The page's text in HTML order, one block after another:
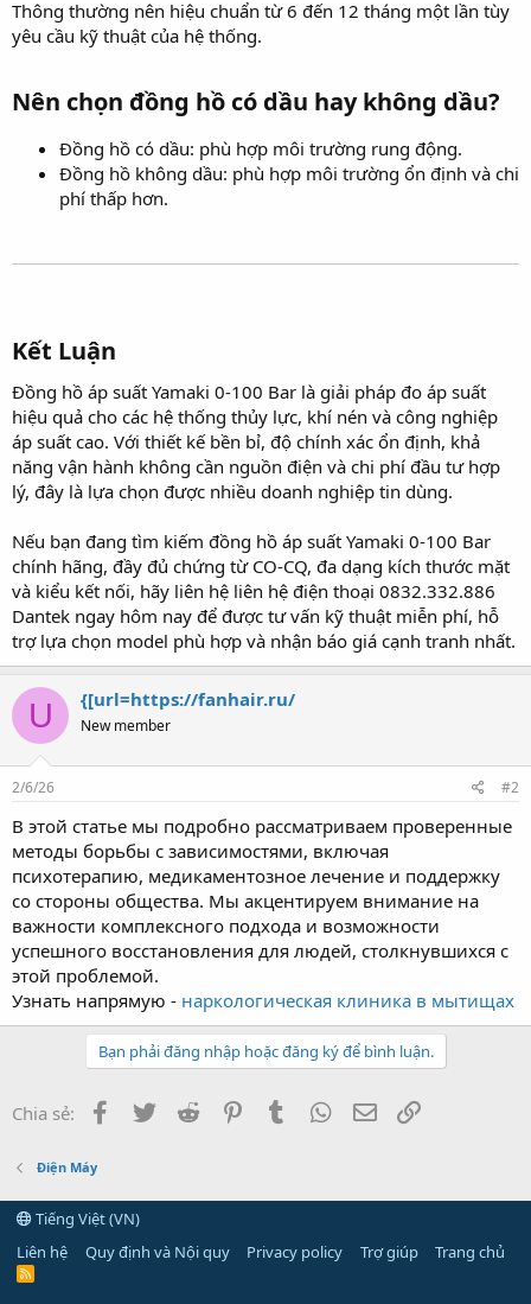
Thông thường nên hiệu chuẩn từ 6 đến 12 tháng một lần tùy
yêu cầu kỹ thuật của hệ thống.
Nên chọn đồng hồ có dầu hay không dầu?​
Đồng hồ có dầu: phù hợp môi trường rung động.
Đồng hồ không dầu: phù hợp môi trường ổn định và chi
phí thấp hơn.
Kết Luận​
Đồng hồ áp suất Yamaki 0-100 Bar là giải pháp đo áp suất
hiệu quả cho các hệ thống thủy lực, khí nén và công nghiệp
áp suất cao. Với thiết kế bền bỉ, độ chính xác ổn định, khả
năng vận hành không cần nguồn điện và chi phí đầu tư hợp
lý, đây là lựa chọn được nhiều doanh nghiệp tin dùng.
Nếu bạn đang tìm kiếm đồng hồ áp suất Yamaki 0-100 Bar
chính hãng, đầy đủ chứng từ CO-CQ, đa dạng kích thước mặt
và kiểu kết nối, hãy liên hệ liên hệ điện thoại 0832.332.886
Dantek ngay hôm nay để được tư vấn kỹ thuật miễn phí, hỗ
trợ lựa chọn model phù hợp và nhận báo giá cạnh tranh nhất.
U {[url=https://fanhair.ru/
New member
2/6/26 #2
В этой статье мы подробно рассматриваем проверенные
методы борьбы с зависимостями, включая
психотерапию, медикаментозное лечение и поддержку
со стороны общества. Мы акцентируем внимание на
важности комплексного подхода и возможности
успешного восстановления для людей, столкнувшихся с
этой проблемой.
Узнать напрямую - наркологическая клиника в мытищах
Bạn phải đăng nhập hoặc đăng ký để bình luận.
Chia sẻ: Facebook
Twitter Reddit PinterestTumblr WhatsApp
Email
Điện Máy
Tiếng Việt (VN)
Liên hệ
Quy định và Nội quy Privacy policy Trợ giúp Trang chủ
R